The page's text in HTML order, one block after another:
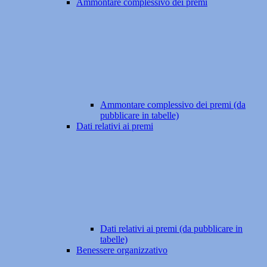
Ammontare complessivo dei premi
Ammontare complessivo dei premi (da
pubblicare in tabelle)
Dati relativi ai premi
Dati relativi ai premi (da pubblicare in
tabelle)
Benessere organizzativo